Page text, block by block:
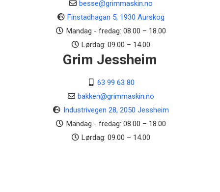
besse@grimmaskin.no
Finstadhagan 5, 1930 Aurskog
Mandag - fredag: 08.00 – 18.00
Lørdag: 09.00 – 14.00
Grim Jessheim
63 99 63 80
bakken@grimmaskin.no
Industrivegen 28, 2050 Jessheim
Mandag - fredag: 08.00 – 18.00
Lørdag: 09.00 – 14.00